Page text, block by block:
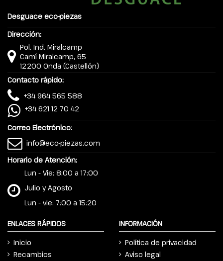
Desguace eco-piezas
Dirección:
Pol. Ind. Miralcamp
Camí Miralcamp, 65
12200 Onda (Castellón)
Contacto rápido:
+34 964 565 588
+34 621 12 70 42
Correo Electrónico:
info@eco-piezas.com
Horario de Atención:
Lun - Vie: 8:00 a 17:00
Julio y Agosto
Lun - vie: 7:00 a 15:20
ENLACES RÁPIDOS
Inicio
Recambios
INFORMACIÓN
Política de privacidad
Aviso legal